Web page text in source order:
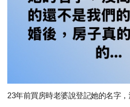
23年前買房時老婆說登記她的名字，